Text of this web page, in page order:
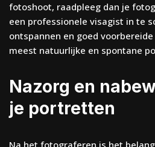
fotoshoot, raadpleeg dan je
een professionele visagist in te
ontspannen en goed
meest natuurlijke en spontane
Nazorg en
je portretten